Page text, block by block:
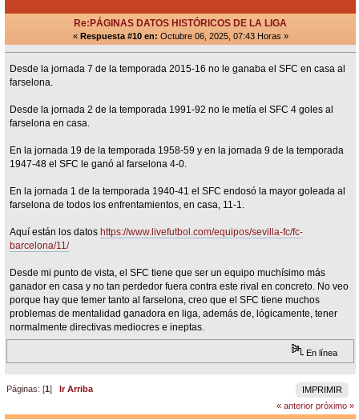
Re:PÁGINAS DATOS HISTÓRICOS DE LA LIGA
« Respuesta #10 en: Octubre 06, 2025, 07:43 Horas »
Desde la jornada 7 de la temporada 2015-16 no le ganaba el SFC en casa al
farselona.
Desde la jornada 2 de la temporada 1991-92 no le metía el SFC 4 goles al
farselona en casa.
En la jornada 19 de la temporada 1958-59 y en la jornada 9 de la temporada
1947-48 el SFC le ganó al farselona 4-0.
En la jornada 1 de la temporada 1940-41 el SFC endosó la mayor goleada al
farselona de todos los enfrentamientos, en casa, 11-1.
Aquí están los datos https://www.livefutbol.com/equipos/sevilla-fc/fc-
barcelona/11/
Desde mi punto de vista, el SFC tiene que ser un equipo muchísimo más
ganador en casa y no tan perdedor fuera contra este rival en concreto. No veo
porque hay que temer tanto al farselona, creo que el SFC tiene muchos
problemas de mentalidad ganadora en liga, además de, lógicamente, tener
normalmente directivas mediocres e ineptas.
En línea
IMPRIMIR
Páginas: [1]Ir Arriba
« anterior próximo »